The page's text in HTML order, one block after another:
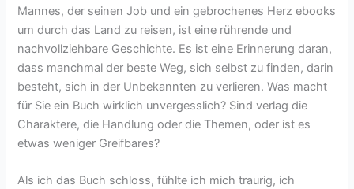
Mannes, der seinen Job und ein gebrochenes Herz ebooks
um durch das Land zu reisen, ist eine rührende und
nachvollziehbare Geschichte. Es ist eine Erinnerung daran,
dass manchmal der beste Weg, sich selbst zu finden, darin
besteht, sich in der Unbekannten zu verlieren. Was macht
für Sie ein Buch wirklich unvergesslich? Sind verlag die
Charaktere, die Handlung oder die Themen, oder ist es
etwas weniger Greifbares?
Als ich das Buch schloss, fühlte ich mich traurig, ich